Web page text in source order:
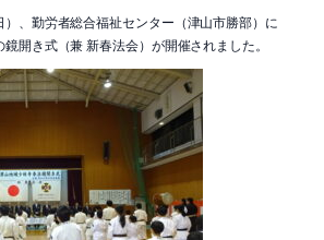
、勤労者総合福祉センター（津山市勝部）に
開き式（兼 新春法会）が開催されました。